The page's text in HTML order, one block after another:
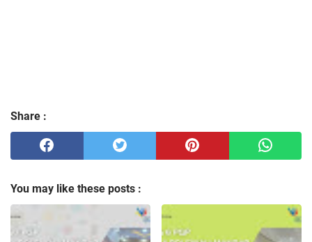
Share :
You may like these posts :